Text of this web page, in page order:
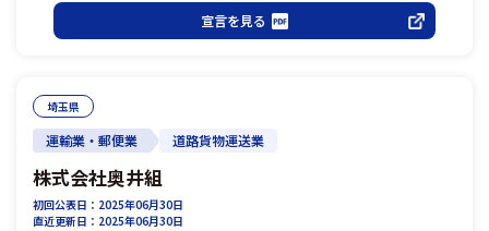
宣言を見る
埼玉県
運輸業・郵便業 道路貨物運送業
株式会社奥井組
初回公表日：2025年06月30日
直近更新日：2025年06月30日